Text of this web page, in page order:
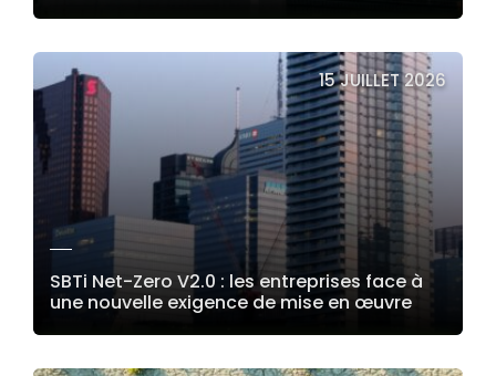
15 JUILLET 2026
SBTi Net-Zero V2.0 : les entreprises face à
une nouvelle exigence de mise en œuvre